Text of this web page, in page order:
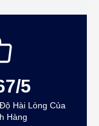
5
Hài Lòng Của
Hàng